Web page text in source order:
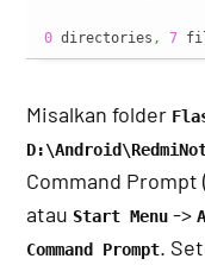
0 directories , 7
Misalkan folder
Command Prompt
atau Start Menu ->
Command Prompt.